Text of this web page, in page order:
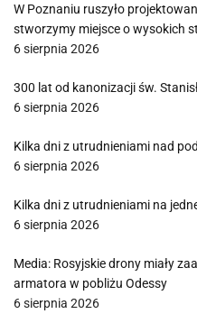
W Poznaniu ruszyło
stworzymy miejsce o wysokich
6 sierpnia 2026
300 lat od kanonizacji św.
6 sierpnia 2026
Kilka dni z utrudnieniami nad
6 sierpnia 2026
Kilka dni z utrudnieniami na
6 sierpnia 2026
Media: Rosyjskie drony miały
armatora w pobliżu Odessy
6 sierpnia 2026